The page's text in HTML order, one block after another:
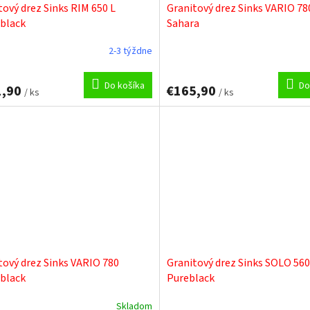
drez Sinks RIM 650 L
2-3 týždne
/ ks Do košíka
Granitový drez Sinks VARIO
Sahara
je
5,0
€165,90 / ks
drez Sinks VARIO 780
Skladom
Granitový drez Sinks SOLO 560
Pureblack